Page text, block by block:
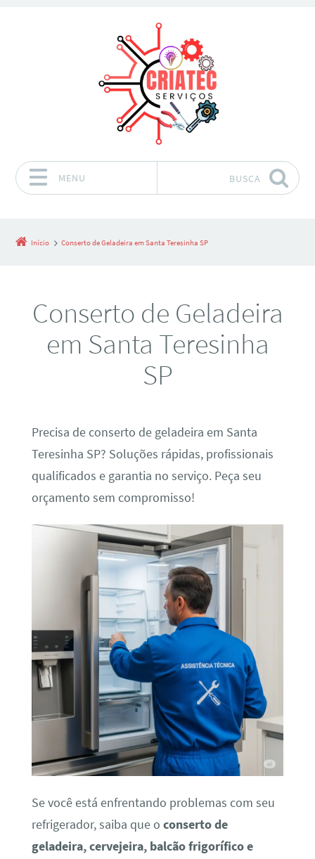
MENU BUSCA
Início Conserto de Geladeira em Santa Teresinha SP
Conserto de Geladeira
em Santa Teresinha
SP
Precisa de conserto de geladeira em Santa
Teresinha SP? Soluções rápidas, profissionais
qualificados e garantia no serviço. Peça seu
orçamento sem compromisso!
Se você está enfrentando problemas com seu
refrigerador, saiba que o conserto de
geladeira, cervejeira, balcão frigorífico e